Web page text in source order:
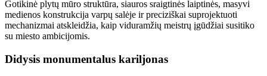
Gotikinė plytų mūro struktūra, siauros sraigtinės laiptinės, masyvi
medienos konstrukcija varpų salėje ir preciziškai suprojektuoti
mechanizmai atskleidžia, kaip viduramžių meistrų įgūdžiai susitiko
su miesto ambicijomis.
Didysis monumentalus kariljonas